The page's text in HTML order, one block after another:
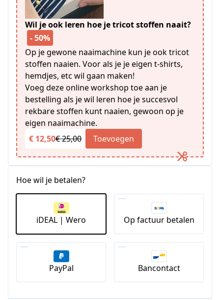
Wil je ook leren hoe je tricot stoffen naait?
- 50%
Op je gewone naaimachine kun je ook tricot
stoffen naaien. Voor als je je eigen t-shirts,
hemdjes, etc wil gaan maken!
Voeg deze online workshop toe aan je
bestelling als je wil leren hoe je succesvol
rekbare stoffen kunt naaien, gewoon op je
eigen naaimachine.
€ 12,50€ 25,00 Toevoegen
Hoe wil je betalen?
iDEAL | Wero Op factuur betalen
PayPal Bancontact